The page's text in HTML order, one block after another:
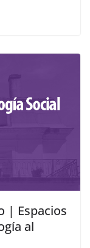
| Espacios
al